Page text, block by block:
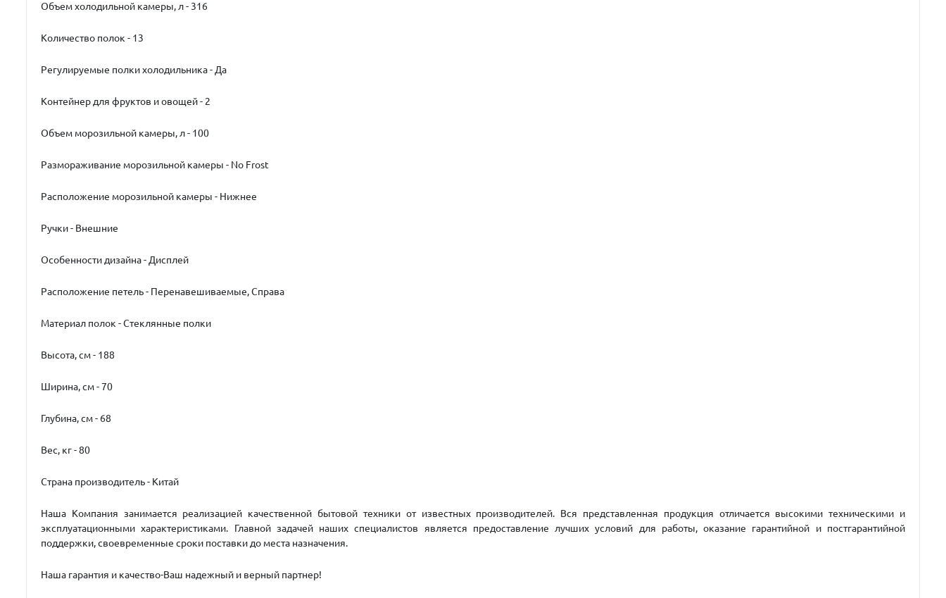
Объем холодильной камеры, л - 316
Количество полок - 13
Регулируемые полки холодильника - Да
Контейнер для фруктов и овощей - 2
Объем морозильной камеры, л - 100
Размораживание морозильной камеры - No Frost
Расположение морозильной камеры - Нижнее
Ручки - Внешние
Особенности дизайна - Дисплей
Расположение петель - Перенавешиваемые, Справа
Материал полок - Стеклянные полки
Высота, см - 188
Ширина, см - 70
Глубина, см - 68
Вес, кг - 80
Страна производитель - Китай
Наша Компания занимается реализацией качественной бытовой техники от известных производителей. Вся представленная продукция отличается высокими техническими и
эксплуатационными характеристиками. Главной задачей наших специалистов является предоставление лучших условий для работы, оказание гарантийной и постгарантийной
поддержки, своевременные сроки поставки до места назначения.
Наша гарантия и качество-Ваш надежный и верный партнер!